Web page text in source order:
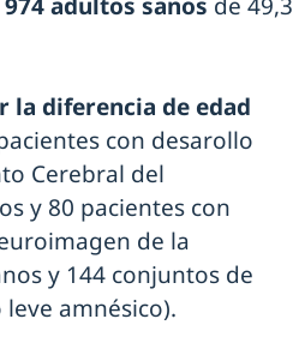
la diferencia de edad
con desarollo
Cerebral del
y 80 pacientes con
de la
y 144 conjuntos de
amnésico).